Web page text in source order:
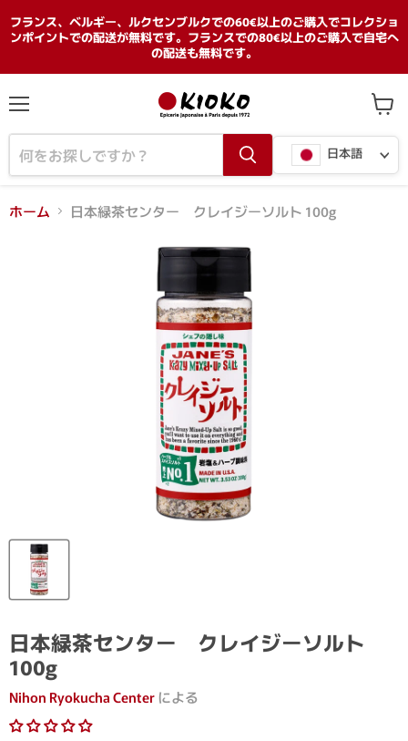
フランス、ベルギー、ルクセンブルクでの60€以上のご購入でコレクショ
ンポイントでの配送が無料です。フランスでの80€以上のご購入で自宅へ
の配送も無料です。
ニ
ュ
ー
言
語
日本語
ー
ト
見
ホーム 日本緑茶センター クレイジーソルト 100g
日本緑茶センター クレイジーソルト
100g
Nihon Ryokucha Centerによる